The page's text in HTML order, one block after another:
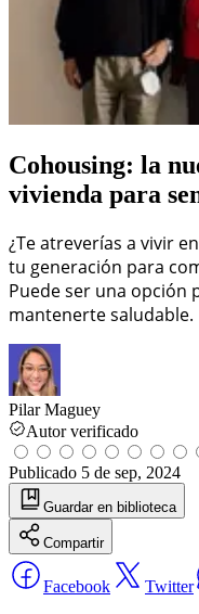
Cohousing: la
vivienda para
¿Te atreverías a vivir
tu generación para
Puede ser una opción
mantenerte saludable.
Pilar Maguey
Autor verificado
Publicado 5 de sep, 2024
Guardar en biblioteca
Compartir
Facebook Twitter